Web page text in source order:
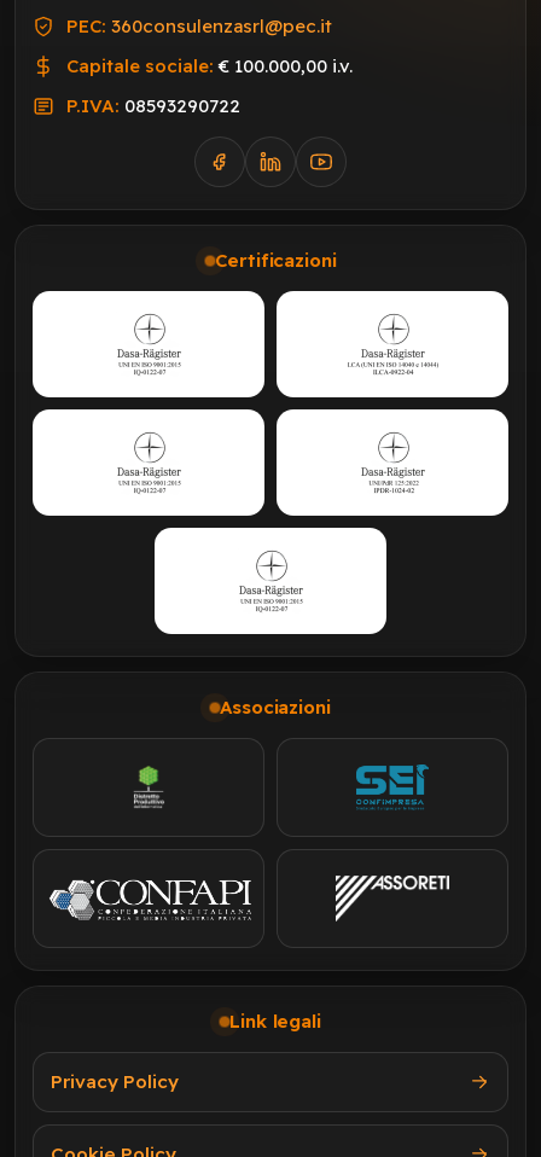
PEC: 360consulenzasrl@pec.it
Capitale sociale: € 100.000,00 i.v.
P.IVA: 08593290722
Certificazioni
Associazioni
Link legali
Privacy Policy